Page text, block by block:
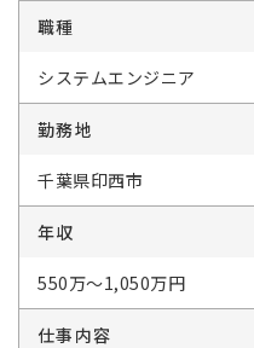
職種
システムエンジニア
勤務地
千葉県印西市
年収
550万～1,050万円
仕事内容